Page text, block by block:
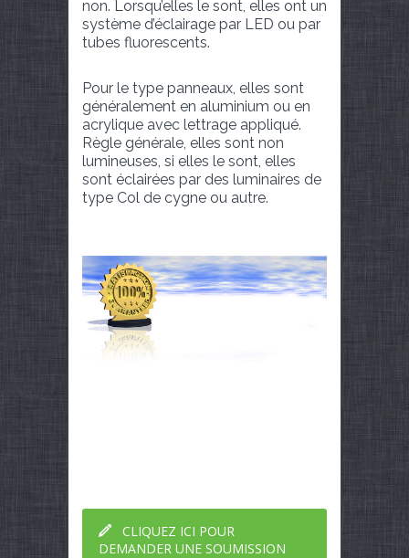
non. Lorsqu’elles le sont, elles ont un
système d’éclairage par LED ou par
tubes fluorescents.
Pour le type panneaux, elles sont
généralement en aluminium ou en
acrylique avec lettrage appliqué.
Règle générale, elles sont non
lumineuses, si elles le sont, elles
sont éclairées par des luminaires de
type Col de cygne ou autre.
CLIQUEZ ICI POUR
DEMANDER UNE SOUMISSION